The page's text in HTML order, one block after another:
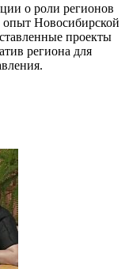
о роли регионов
опыт Новосибирской
проекты
региона для